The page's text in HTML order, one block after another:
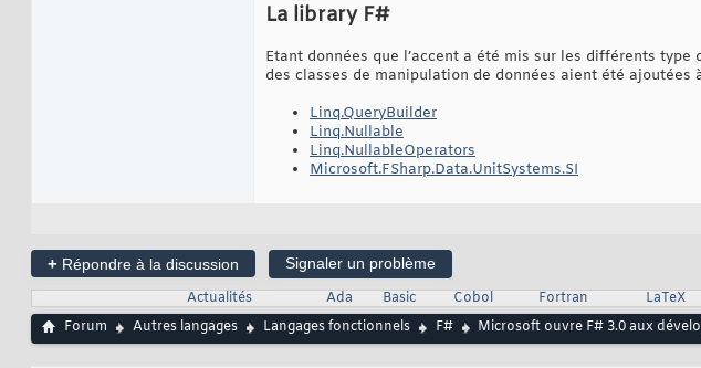
La library F#
Etant données que l’accent a été mis sur les différents type
des classes de manipulation de données aient été ajoutées
Linq.QueryBuilder
Linq.Nullable
Linq.NullableOperators
Microsoft.FSharp.Data.UnitSystems.SI
+ Répondre à la discussion
Signaler un problème
Actualités
Ada Basic Cobol Fortran LaTeX
Forum
Autres langages Langages fonctionnels F# Microsoft ouvre F# 3.0 aux